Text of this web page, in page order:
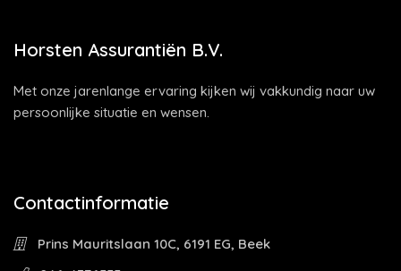
Horsten Assurantiën B.V.
Met onze jarenlange ervaring kijken wij vakkundig naar uw
persoonlijke situatie en wensen.
Contactinformatie
Prins Mauritslaan 10C, 6191 EG, Beek